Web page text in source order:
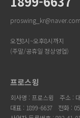
proswing_kr@naver.com
오전8시~오후8시까지
(주말/공휴일 정상영업)
프로스윙
회사명 : 프로스윙
주소 :
대표 : 1899-6637
전화 :